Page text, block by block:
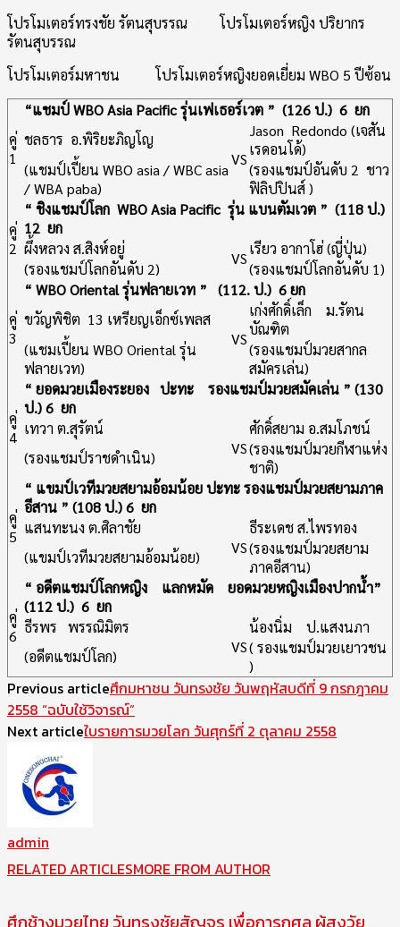
โปรโมเตอร์ทรงชัย รัตนสุบรรณ โปรโมเตอร์หญิง ปริยากร
รัตนสุบรรณ
โปรโมเตอร์มหาชน โปรโมเตอร์หญิงยอดเยี่ยม WBO 5 ปีซ้อน
คู่
1
“แชมป์ WBO Asia Pacific รุ่นเฟเธอร์เวต ” (126 ป.) 6 ยก
ชลธาร อ.พิริยะภิญโญ
VS
Jason Redondo (เจสัน
เรดอนโด้)
(แชมป์เปี้ยน WBO asia / WBC asia
/ WBA paba)
(รองแชมป์อันดับ 2 ชาว
ฟิลิปปินส์ )
คู่
2
“ ชิงแชมป์โลก WBO Asia Pacific รุ่น แบนตัมเวต ” (118 ป.)
12 ยก
ผึ้งหลวง ส.สิงห์อยู่
VS
เรียว อากาโฮ่ (ญี่ปุ่น)
(รองแชมป์โลกอันดับ 2)
(รองแชมป์โลกอันดับ 1)
คู่
3
“ WBO Oriental รุ่นฟลายเวท ” (112. ป.) 6 ยก
ขวัญพิชิต 13 เหรียญเอ็กซ์เพลส
VS
เก่งศักดิ์เล็ก ม.รัตน
บัณฑิต
(แชมเปี้ยน WBO Oriental รุ่น
ฟลายเวท)
(รองแชมป์มวยสากล
สมัครเล่น)
คู่
4
“ ยอดมวยเมืองระยอง ปะทะ รองแชมป์มวยสมัคเล่น ” (130
ป.) 6 ยก
เทวา ต.สุรัตน์
VS
ศักดิ์สยาม อ.สมโภชน์
(รองแชมป์ราชดำเนิน)
(รองแชมป์มวยกีฬาแห่ง
ชาติ)
คู่
5
“ แขมป์เวทีมวยสยามอ้อมน้อย ปะทะ รองแชมป์มวยสยามภาค
อีสาน ” (108 ป.) 6 ยก
แสนทะนง ต.ศิลาชัย
VS
ธีระเดช ส.ไพรทอง
(แขมป์เวทีมวยสยามอ้อมน้อย)
(รองแชมป์มวยสยาม
ภาคอีสาน)
คู่
6
“ อดีตแชมป์โลกหญิง แลกหมัด ยอดมวยหญิงเมืองปากน้ำ”
(112 ป.) 6 ยก
ธีรพร พรรณิมิตร
VS
น้องนิ่ม ป.แสงนภา
(อดีตแชมป์โลก)
( รองแชมป์มวยเยาวชน
)
Previous articleศึกมหาชน วันทรงชัย วันพฤหัสบดีที่ 9 กรกฎาคม
2558 “ฉบับใช้วิจารณ์”
Next articleใบรายการมวยโลก วันศุกร์ที่ 2 ตุลาคม 2558
admin
RELATED ARTICLESMORE FROM AUTHOR
ศึกช้างมวยไทย วันทรงชัยสัญจร เพื่อการกุศล ผู้สูงวัย